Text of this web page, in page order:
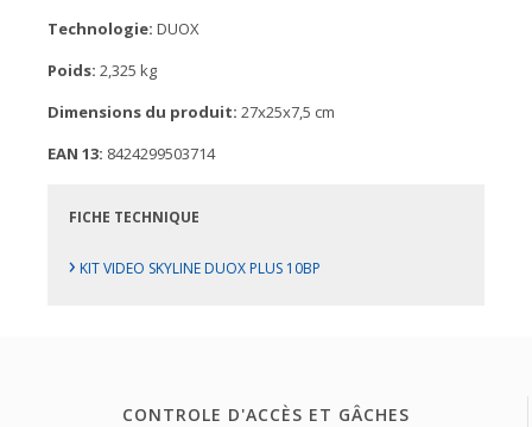
Technologie: DUOX
Poids: 2,325 kg
Dimensions du produit: 27x25x7,5 cm
EAN 13: 8424299503714
FICHE TECHNIQUE
› KIT VIDEO SKYLINE DUOX PLUS 10BP
CONTROLE D'ACCÈS ET GÂCHES